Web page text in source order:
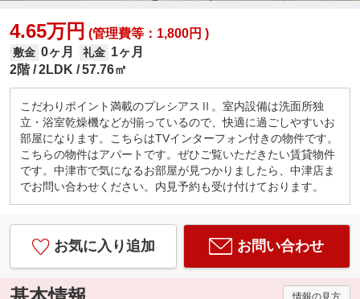
4.65万円 (管理費等：1,800円 )
敷金 0ヶ月 礼金 1ヶ月
2階 2LDK 57.76㎡
こだわりポイント満載のプレシアスⅡ。室内設備は洗面所独
立・浴室乾燥機などが揃っているので、快適に過ごしやすいお
部屋になります。こちらはTVインターフォン付きの物件です。
こちらの物件はアパートです。ぜひご覧いただきたい賃貸物件
です。中津市で気になるお部屋が見つかりましたら、中津店ま
でお問い合わせください。内見予約も受け付けております。
お気に入り追加 お問い合わせ
情報の見方